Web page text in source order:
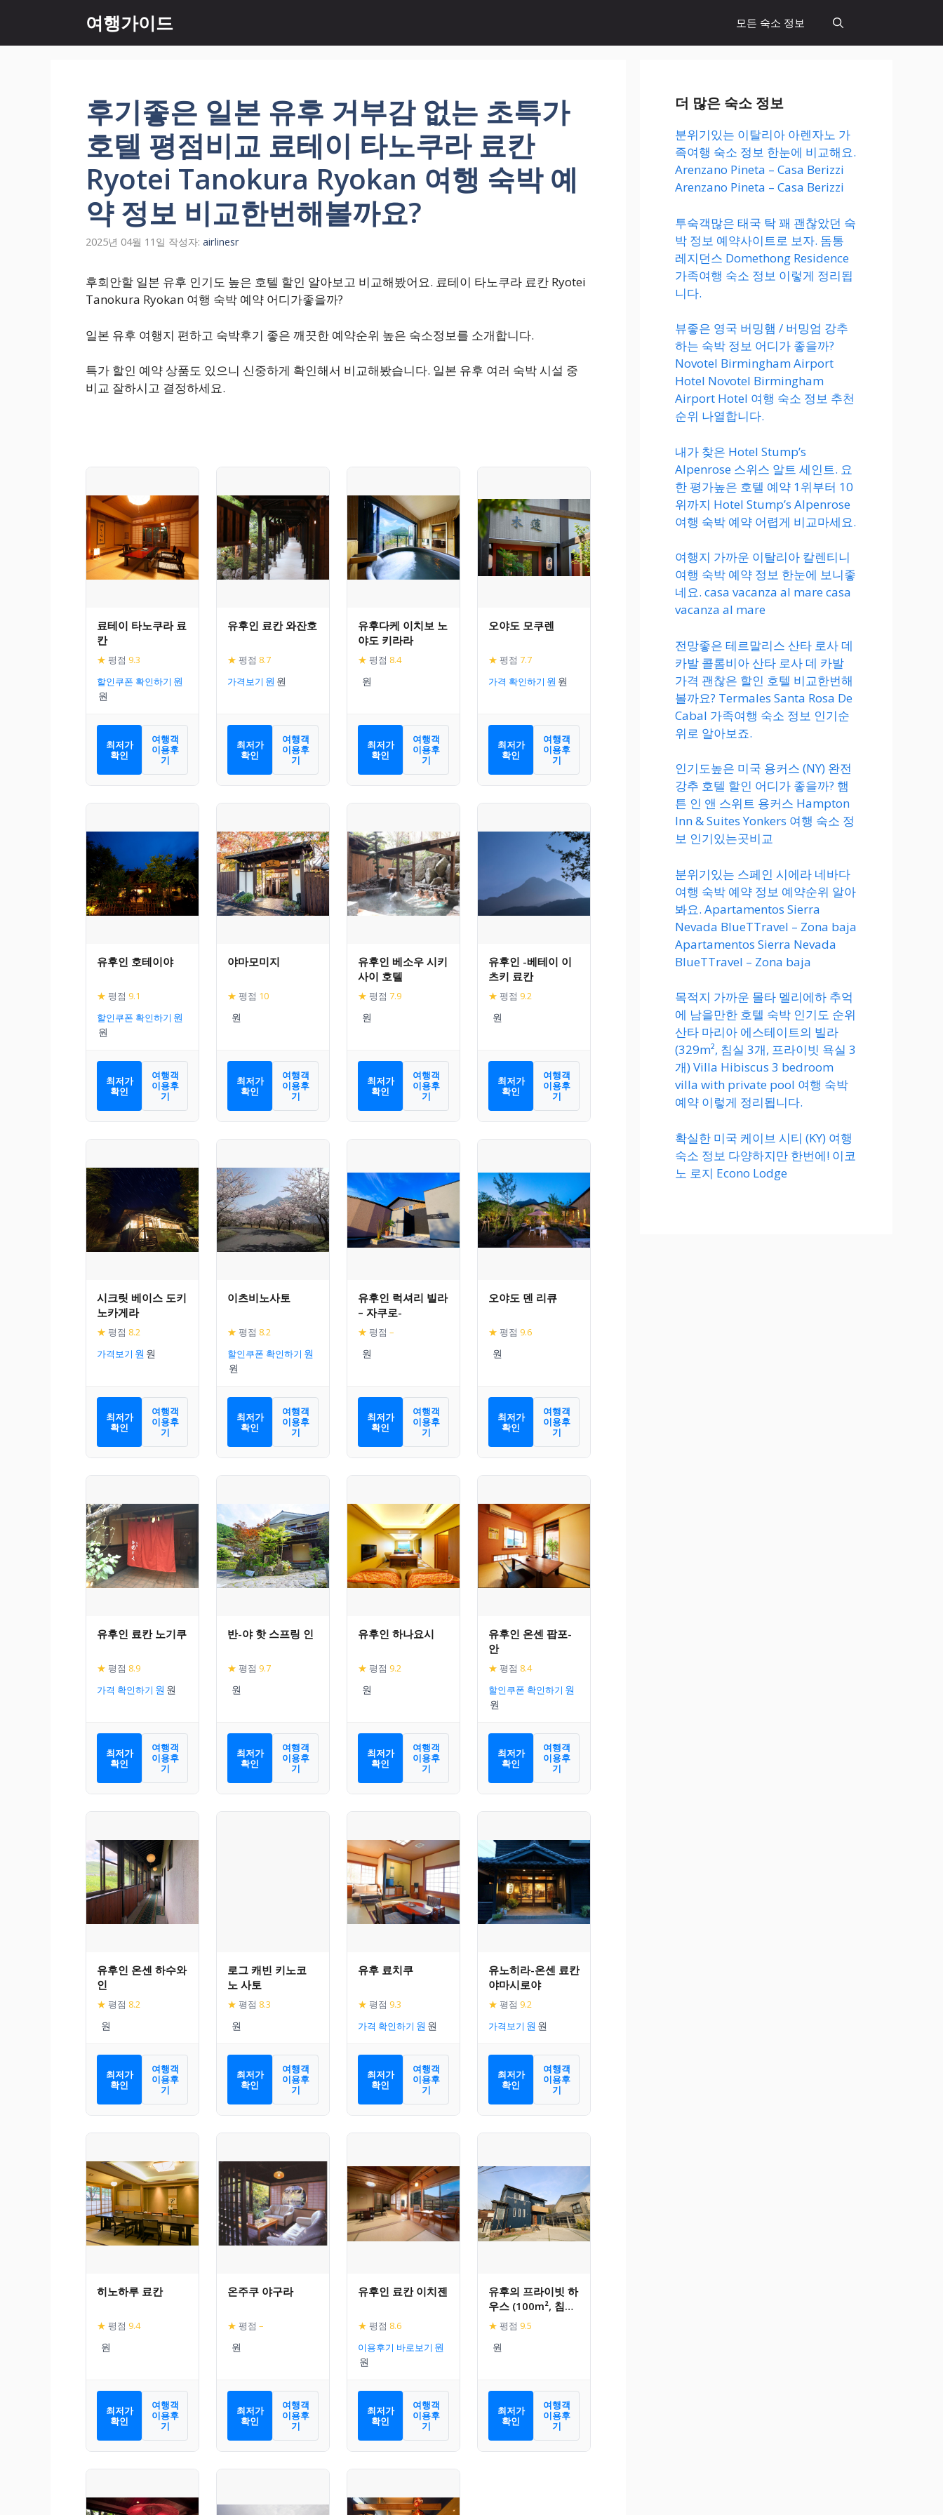
츠
여행가이드 모든 숙소 정보
후기좋은 일본 유후 거부감 없는 초특가
호텔 평점비교 료테이 타노쿠라 료칸
Ryotei Tanokura Ryokan 여행 숙박 예
약 정보 비교한번해볼까요?
2025년 04월 11일 작성자: airlinesr
후회안할 일본 유후 인기도 높은 호텔 할인 알아보고 비교해봤어요. 료테이 타노쿠라 료칸 Ryotei
Tanokura Ryokan 여행 숙박 예약 어디가좋을까?
일본 유후 여행지 편하고 숙박후기 좋은 깨끗한 예약순위 높은 숙소정보를 소개합니다.
특가 할인 예약 상품도 있으니 신중하게 확인해서 비교해봤습니다. 일본 유후 여러 숙박 시설 중
비교 잘하시고 결정하세요.
료테이 타노쿠라 료
칸
★ 평점 9.3
할인쿠폰 확인하기
최저가
확인
여행객
이용후
기
유후인 료칸 와잔호
★ 평점 8.7
가격보기
최저가
확인
여행객
이용후
기
유후다케 이치보 노
야도 키라라
★ 평점 8.4
최저가
확인
여행객
이용후
기
오야도 모쿠렌
★ 평점 7.7
가격 확인하기
최저가
확인
여행객
이용후
기
유후인 호테이야
★ 평점 9.1
할인쿠폰 확인하기
최저가
확인
여행객
이용후
기
야마모미지
★ 평점 10
최저가
확인
여행객
이용후
기
유후인 베소우 시키
사이 호텔
★ 평점 7.9
최저가
확인
여행객
이용후
기
유후인 -베테이 이
츠키 료칸
★ 평점 9.2
최저가
확인
여행객
이용후
기
시크릿 베이스 도키
노카게라
★ 평점 8.2
가격보기
최저가
확인
여행객
이용후
기
이츠비노사토
★ 평점 8.2
할인쿠폰 확인하기
최저가
확인
여행객
이용후
기
유후인 럭셔리 빌라
– 자쿠로-
★ 평점 –
최저가
확인
여행객
이용후
기
오야도 덴 리큐
★ 평점 9.6
최저가
확인
여행객
이용후
기
유후인 료칸 노기쿠
★ 평점 8.9
가격 확인하기
최저가
확인
여행객
이용후
기
반-야 핫 스프링 인
★ 평점 9.7
최저가
확인
여행객
이용후
기
유후인 하나요시
★ 평점 9.2
최저가
확인
여행객
이용후
기
유후인 온센 팝포-
안
★ 평점 8.4
할인쿠폰 확인하기
최저가
확인
여행객
이용후
기
유후인 온센 하수와
인
★ 평점 8.2
최저가
확인
여행객
이용후
기
로그 캐빈 키노코
노 사토
★ 평점 8.3
최저가
확인
여행객
이용후
기
유후 료치쿠
★ 평점 9.3
가격 확인하기
최저가
확인
여행객
이용후
기
유노히라-온센 료칸
야마시로야
★ 평점 9.2
가격보기
최저가
확인
여행객
이용후
기
히노하루 료칸
★ 평점 9.4
최저가
확인
여행객
이용후
기
온주쿠 야구라
★ 평점 –
최저가
확인
여행객
이용후
기
유후인 료칸 이치젠
★ 평점 8.6
이용후기 바로보기
최저가
확인
여행객
이용후
기
유후의 프라이빗 하
우스 (100m², 침실
3개, 프라이빗 욕실
★ 평점 9.5
최저가
확인
여행객
이용후
기
더 많은 숙소 정보
분위기있는 이탈리아 아렌자노 가
족여행 숙소 정보 한눈에 비교해요.
Arenzano Pineta – Casa Berizzi
Arenzano Pineta – Casa Berizzi
투숙객많은 태국 탁 꽤 괜찮았던 숙
박 정보 예약사이트로 보자. 돔통
레지던스 Domethong Residence
가족여행 숙소 정보 이렇게 정리됩
니다.
뷰좋은 영국 버밍햄 / 버밍엄 강추
하는 숙박 정보 어디가 좋을까?
Novotel Birmingham Airport
Hotel Novotel Birmingham
Airport Hotel 여행 숙소 정보 추천
순위 나열합니다.
내가 찾은 Hotel Stump’s
Alpenrose 스위스 알트 세인트. 요
한 평가높은 호텔 예약 1위부터 10
위까지 Hotel Stump’s Alpenrose
여행 숙박 예약 어렵게 비교마세요.
여행지 가까운 이탈리아 칼렌티니
여행 숙박 예약 정보 한눈에 보니좋
네요. casa vacanza al mare casa
vacanza al mare
전망좋은 테르말리스 산타 로사 데
카발 콜롬비아 산타 로사 데 카발
가격 괜찮은 할인 호텔 비교한번해
볼까요? Termales Santa Rosa De
Cabal 가족여행 숙소 정보 인기순
위로 알아보죠.
인기도높은 미국 용커스 (NY) 완전
강추 호텔 할인 어디가 좋을까? 햄
튼 인 앤 스위트 용커스 Hampton
Inn & Suites Yonkers 여행 숙소 정
보 인기있는곳비교
분위기있는 스페인 시에라 네바다
여행 숙박 예약 정보 예약순위 알아
봐요. Apartamentos Sierra
Nevada BlueTTravel – Zona baja
Apartamentos Sierra Nevada
BlueTTravel – Zona baja
목적지 가까운 몰타 멜리에하 추억
에 남을만한 호텔 숙박 인기도 순위
산타 마리아 에스테이트의 빌라
(329m², 침실 3개, 프라이빗 욕실 3
개) Villa Hibiscus 3 bedroom
villa with private pool 여행 숙박
예약 이렇게 정리됩니다.
확실한 미국 케이브 시티 (KY) 여행
숙소 정보 다양하지만 한번에! 이코
노 로지 Econo Lodge